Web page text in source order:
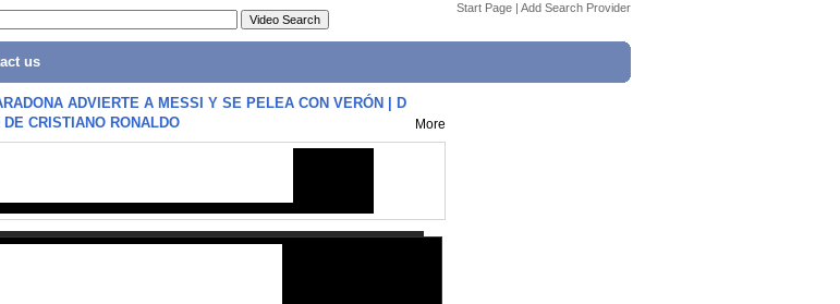
Start Page | Add Search Provider
us
ADVIERTE A MESSI Y SE PELEA CON VERÓN | D
CRISTIANO RONALDO
More